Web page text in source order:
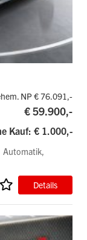
NP € 76.091,-
€ 59.900,-
Kauf: € 1.000,-
Automatik
Details